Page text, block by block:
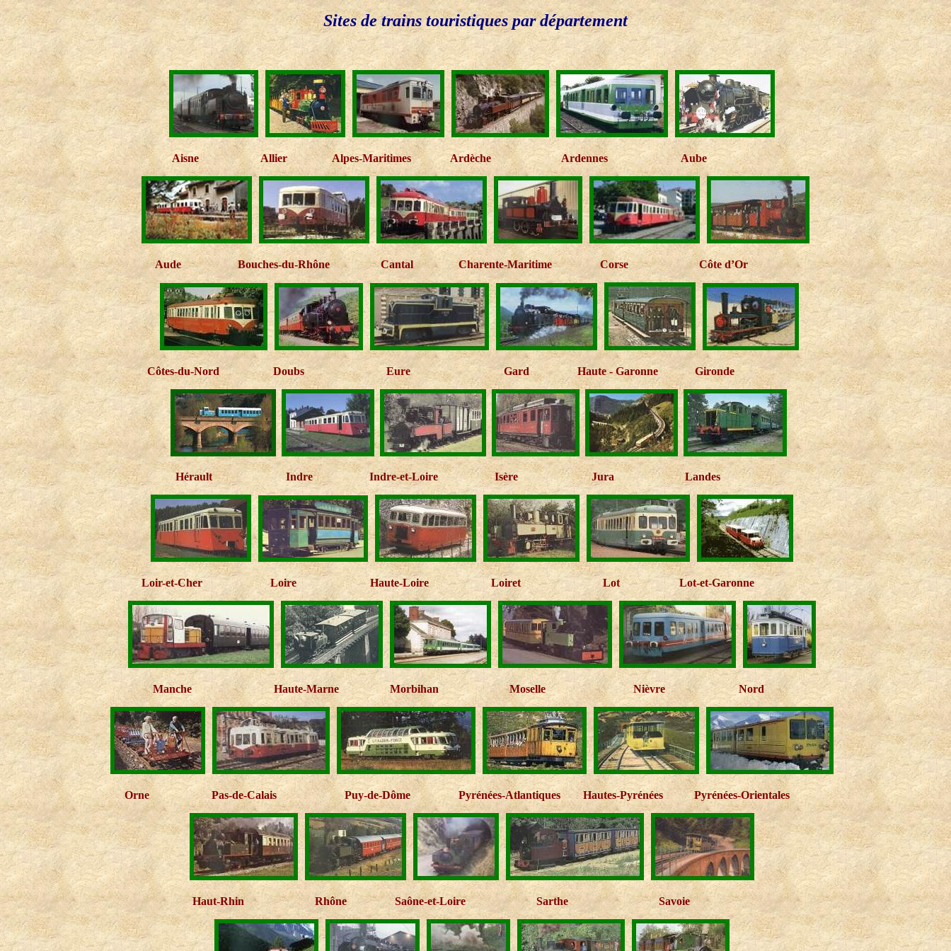
Sites de trains touristiques par département
Aisne Allier Alpes-Maritimes Ardèche Ardennes Aube
Aude Bouches-du-Rhône Cantal Charente-Maritime Corse Côte d’Or
Côtes-du-Nord Doubs Eure Gard Haute - Garonne Gironde
Hérault Indre Indre-et-Loire Isère Jura Landes
Loir-et-Cher Loire Haute-Loire Loiret Lot Lot-et-Garonne
Manche Haute-Marne Morbihan Moselle Nièvre Nord
Orne Pas-de-Calais Puy-de-Dôme Pyrénées-Atlantiques Hautes-Pyrénées Pyrénées-Orientales
Haut-Rhin Rhône Saône-et-Loire Sarthe Savoie